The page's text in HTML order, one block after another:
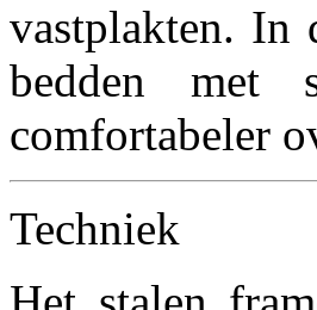
vastplakten. In
bedden met
comfortabeler
Techniek